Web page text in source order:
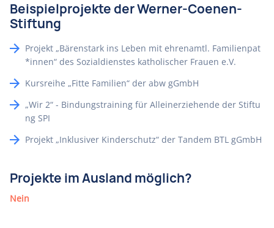
Beispielprojekte der Werner-Coenen-
Stiftung
Projekt „Bärenstark ins Leben mit ehrenamtl. Familienpat
*innen“ des Sozialdienstes katholischer Frauen e.V.
Kursreihe „Fitte Familien“ der abw gGmbH
„Wir 2“ - Bindungstraining für Alleinerziehende der Stiftu
ng SPI
Projekt „Inklusiver Kinderschutz“ der Tandem BTL gGmbH
Projekte im Ausland möglich?
Nein